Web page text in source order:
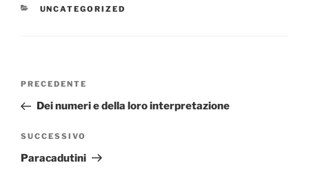
CATEGORIE
UNCATEGORIZED
Navigazione
Articolo
precedente:
PRECEDENTE
Dei numeri e della loro interpretazione
Articolo
successivo
SUCCESSIVO
Paracadutini